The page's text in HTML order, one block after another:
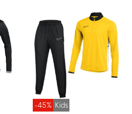
-45% Kids